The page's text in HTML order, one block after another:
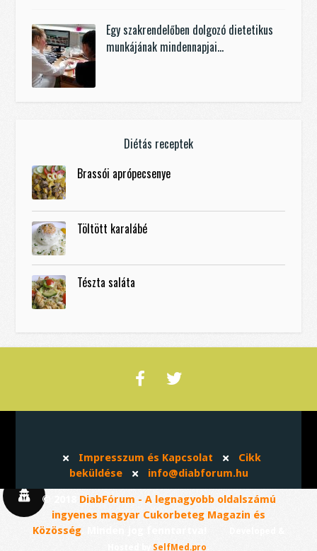
Egy szakrendelőben dolgozó dietetikus
munkájának mindennapjai…
Diétás receptek
Brassói aprópecsenye
Töltött karalábé
Tészta saláta
Impresszum és Kapcsolat
Cikk
beküldése
info@diabforum.hu
© 2018 DiabFórum - A legnagyobb oldalszámú
ingyenes magyar Cukorbeteg Magazin és
Közösség
SelfMed.pro